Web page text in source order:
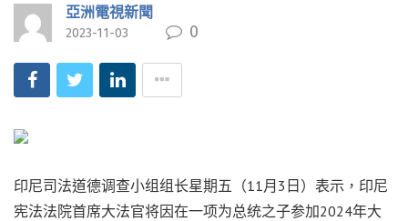
亞洲電視新聞
2023-11-03 0
印尼司法道德调查小组组长星期五（11月3日）表示，印尼
宪法法院首席大法官将因在一项为总统之子参加2024年大